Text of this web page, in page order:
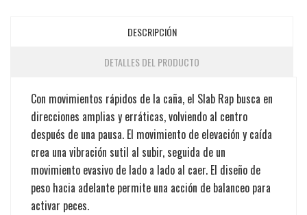
DESCRIPCIÓN
DETALLES DEL PRODUCTO
Con movimientos rápidos de la caña, el Slab Rap busca en
direcciones amplias y erráticas, volviendo al centro
después de una pausa. El movimiento de elevación y caída
crea una vibración sutil al subir, seguida de un
movimiento evasivo de lado a lado al caer. El diseño de
peso hacia adelante permite una acción de balanceo para
activar peces.